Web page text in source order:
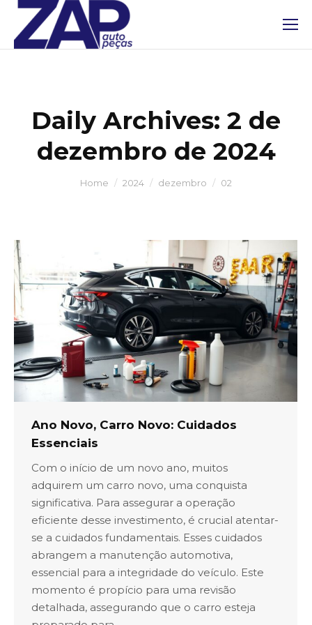
Daily Archives: 2 de
dezembro de 2024
You are here:Home 2024 dezembro 02
Ano Novo, Carro Novo: Cuidados
Essenciais
Com o início de um novo ano, muitos
adquirem um carro novo, uma conquista
significativa. Para assegurar a operação
eficiente desse investimento, é crucial atentar-
se a cuidados fundamentais. Esses cuidados
abrangem a manutenção automotiva,
essencial para a integridade do veículo. Este
momento é propício para uma revisão
detalhada, assegurando que o carro esteja